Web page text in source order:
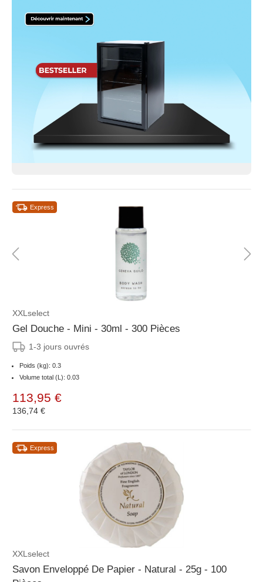
Express
XXLselect
Gel Douche - Mini - 30ml - 300 Pièces
1-3 jours ouvrés
Poids (kg): 0.3
Volume total (L): 0.03
113,95 €
136,74 €
Express
XXLselect
Savon Enveloppé De Papier - Natural - 25g - 100